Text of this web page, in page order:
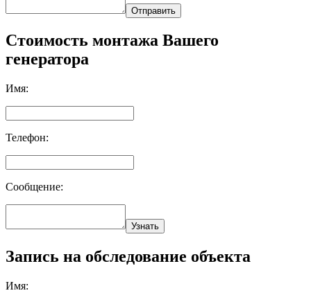
Отправить
Стоимость монтажа Вашего
генератора
Имя:
Телефон:
Сообщение:
Узнать
Запись на обследование объекта
Имя: